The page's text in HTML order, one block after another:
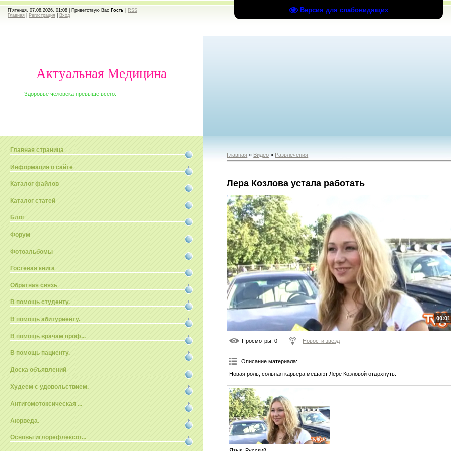
Версия для слабовидящих
П`ятниця, 07.08.2026, 01:08 | Приветствую Вас Гость
RSS
Главная
Регистрация Вход
Актуальная Медицина
Здоровье человека превыше всего.
Главная страница
Информация о сайте
Каталог файлов
Каталог статей
Блог
Форум
Фотоальбомы
Гостевая книга
Обратная связь
В помощь студенту.
В помощь абитуриенту.
В помощь врачам проф...
В помощь пациенту.
Доска объявлений
Худеем с удовольствием.
Антигомотоксическая ...
Аюрведа.
Основы иглорефлексот...
Главная » Видео » Развлечения
Лера Козлова устала работать
Просмотры: 0 Новости звезд
Описание материала:
Новая роль, сольная карьера мешают Лере Козловой отдохнуть.